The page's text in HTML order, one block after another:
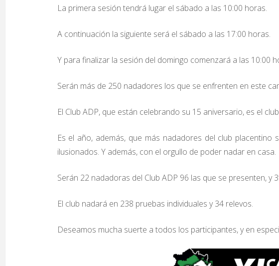
La primera sesión tendrá lugar el sábado a las 10:00 horas.
A continuación la siguiente será el sábado a las 17:00 horas.
Y para finalizar la sesión del domingo comenzará a las 10:00
Serán más de 250 nadadores los que se enfrenten en este
El Club ADP, que están celebrando su 15 aniversario, es el
Es el año, además, que más nadadores del club
ilusionados. Y además, con el orgullo de poder nadar en casa.
Serán 22 nadadoras del Club ADP 96 las que se presenten, y
El club nadará en 238 pruebas individuales y 34 relevos.
Deseamos mucha suerte a todos los participantes, y en